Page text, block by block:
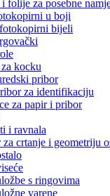
folije za posebne
u boji
bijeli
kocku
pribor
za identifikaciju
za papir i pribor
i ravnala
za crtanje i geometriju
s ringovima
varene